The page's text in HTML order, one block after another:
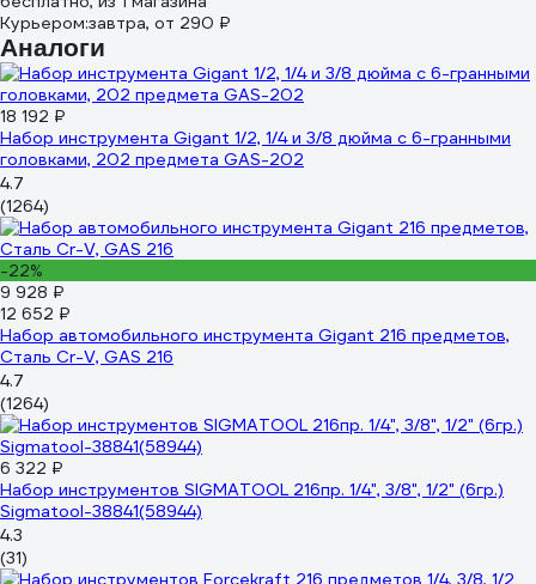
Курьером:завтра, от 290 ₽
Аналоги
18 192 ₽
Набор инструмента Gigant 1/2, 1/4 и 3/8 дюйма с 6-гранными
головками, 202 предмета GAS-202
4.7
(1264)
-22%
9 928 ₽
12 652 ₽
Набор автомобильного инструмента Gigant 216 предметов,
Сталь Cr-V, GAS 216
4.7
(1264)
6 322 ₽
Набор инструментов SIGMATOOL 216пр. 1/4", 3/8", 1/2" (6гр.)
Sigmatool-38841(58944)
4.3
(31)